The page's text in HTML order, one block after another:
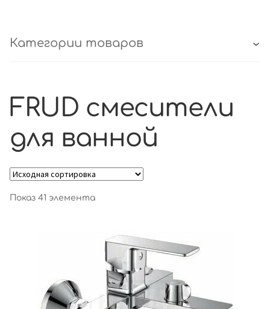
Категории товаров
FRUD смесители
для ванной
Показ 41 элемента